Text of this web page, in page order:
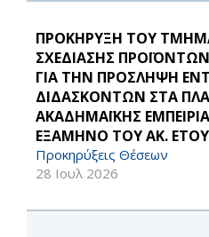
ΠΡΟΚΗΡΥΞΗ ΤΟΥ
ΣΧΕΔΙΑΣΗΣ
ΓΙΑ ΤΗΝ ΠΡΟΣΛΗΨΗ
ΔΙΔΑΣΚΟΝΤΩΝ ΣΤΑ
ΑΚΑΔΗΜΑΪΚΗΣ
ΕΞΑΜΗΝΟ ΤΟΥ ΑΚ.
Προκηρύξεις Θέσεων
28 Ιουλ 2026